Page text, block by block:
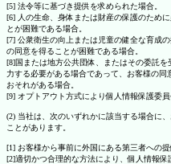
[5] 法令等に基づき提供を求められた場合。
[6] 人の生命、身体または財産の保護のため
とが困難である場合。
[7] 公衆衛生の向上または児童の健全な育成
の同意を得ることが困難である場合。
[8]国または地方公共団体、またはその委託
力する必要がある場合であって、お客様の
おそれがある場合。
[9] オプトアウト方式により個人情報保護委
(2) 当社は、次のいずれかに該当する場合に
ことがあります。
[1] お客様から事前に外国にある第三者への
[2]適切かつ合理的な方法により、個人情報